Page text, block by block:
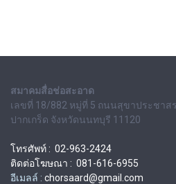
สมาคมสื่อช่อสะอาด
เลขที่ 18/882 หมู่ที่ 5 ถนนสุขาประชาส
ปากเกร็ด จังหวัดนนทบุรี 11120
โทรศัพท์ : 02-963-2424
ติดต่อโฆษณา : 081-616-6955
อีเมลล์ : chorsaard@gmail.com